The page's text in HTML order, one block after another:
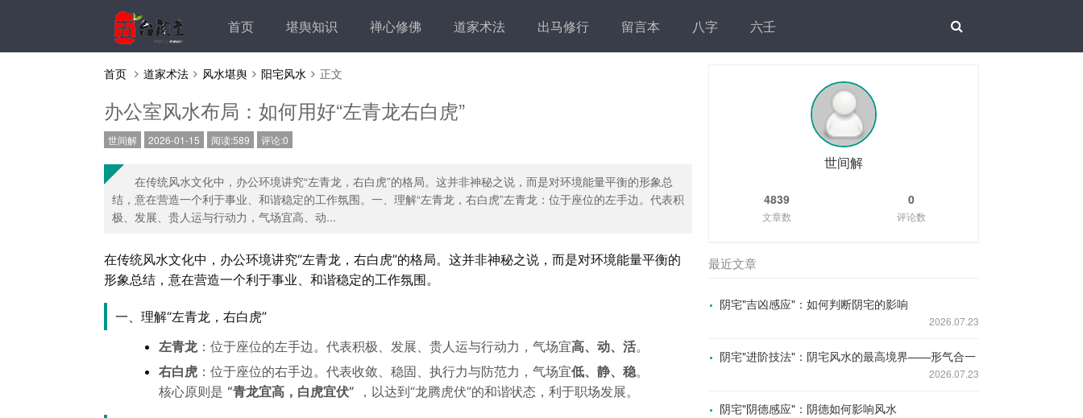
首页 堪舆知识 禅心修佛 道家术法 出马修行 留言本 八字 六壬
首页 道家术法 风水堪舆 阳宅风水 正文
办公室风水布局：如何用好“左青龙右白虎”
世间解 2026-01-15 阅读:589 评论:0
在传统风水文化中，办公环境讲究“左青龙，右白虎”的格局。这并非神秘之说，而是对环境能量平衡的形象总
结，意在营造一个利于事业、和谐稳定的工作氛围。一、理解“左青龙，右白虎”左青龙：位于座位的左手边。代表积
极、发展、贵人运与行动力，气场宜高、动...
在传统风水文化中，办公环境讲究“左青龙，右白虎”的格局。这并非神秘之说，而是对环境能量平衡的
形象总结，意在营造一个利于事业、和谐稳定的工作氛围。
一、理解“左青龙，右白虎”
左青龙：位于座位的左手边。代表积极、发展、贵人运与行动力，气场宜高、动、活。
右白虎 ：位于座位的右手边。代表收敛、稳固、执行力与防范力，气场宜低、静、稳。
核心原则是 “青龙宜高，白虎宜伏” ，以达到“龙腾虎伏”的和谐状态，利于职场发展。
世间解
4839
文章数
0
评论数
最近文章
阴宅"吉凶感应"：如何判断阴宅的影响
2026.07.23
阴宅"进阶技法"：阴宅风水的最高境界——形气合一
2026.07.23
阴宅"阴德感应"：阴德如何影响风水